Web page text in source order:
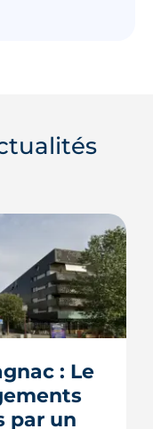
: Le
par un